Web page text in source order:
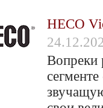
HECO
Вопреки